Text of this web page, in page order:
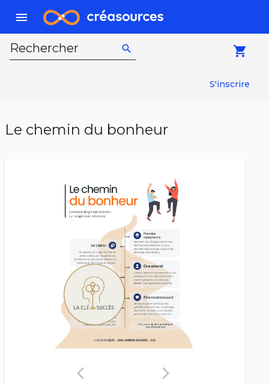
menu
Rechercher search local_grocery_store
S'inscrire
Le chemin du bonheur
arrow_back_ios arrow_forward_ios